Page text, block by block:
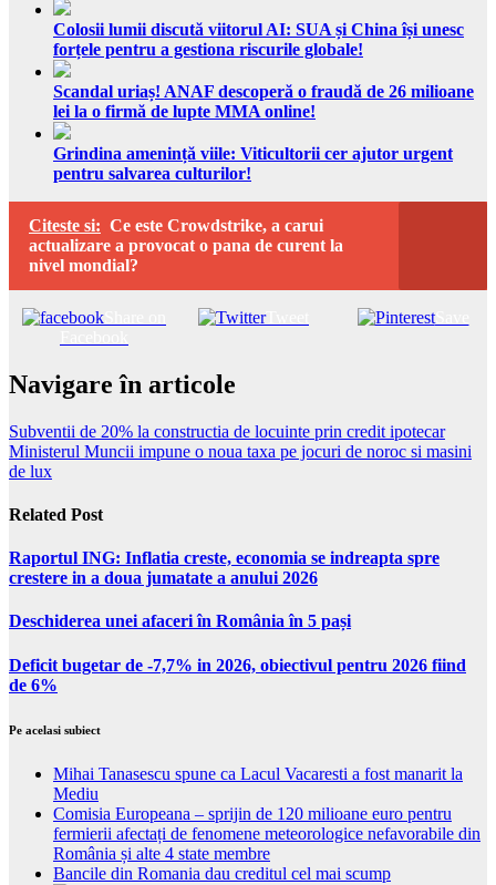
Colosii lumii discută viitorul AI: SUA și China își unesc
forțele pentru a gestiona riscurile globale!
Scandal uriaș! ANAF descoperă o fraudă de 26 milioane
lei la o firmă de lupte MMA online!
Grindina amenință viile: Viticultorii cer ajutor urgent
pentru salvarea culturilor!
Citeste si: Ce este Crowdstrike, a carui
actualizare a provocat o pana de curent la
nivel mondial?
Tweet Save
Navigare în articole
Subventii de 20% la constructia de locuinte prin credit ipotecar
Ministerul Muncii impune o noua taxa pe jocuri de noroc si masini
de lux
Related Post
Raportul ING: Inflatia creste, economia se indreapta spre
crestere in a doua jumatate a anului 2026
Deschiderea unei afaceri în România în 5 pași
Deficit bugetar de -7,7% in 2026, obiectivul pentru 2026 fiind
de 6%
Pe acelasi subiect
Mihai Tanasescu spune ca Lacul Vacaresti a fost manarit la
Mediu
Comisia Europeana – sprijin de 120 milioane euro pentru
fermierii afectați de fenomene meteorologice nefavorabile din
România și alte 4 state membre
Bancile din Romania dau creditul cel mai scump